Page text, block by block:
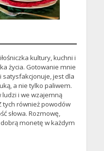
kultury, kuchni i
życia. Gotowanie mnie
satysfakcjonuje, jest dla
a nie tylko paliwem.
ludzi i we wzajemną
tych również powodów
słowa. Rozmowę,
monetę w każdym